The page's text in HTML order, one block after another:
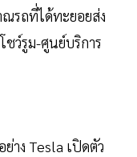
รถที่ได้ทะยอยส่ง
ว์รูม-ศูนย์บริการ
าง Tesla เปิดตัว